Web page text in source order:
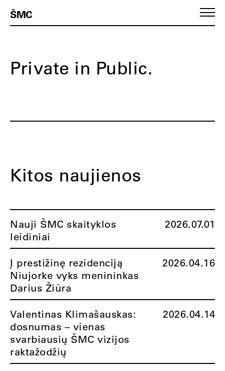
ŠMC
Private in Public.
Kitos naujienos
Nauji ŠMC skaityklos
leidiniai
2026.07.01
Į prestižinę rezidenciją
Niujorke vyks menininkas
Darius Žiūra
2026.04.16
Valentinas Klimašauskas:
dosnumas – vienas
svarbiausių ŠMC vizijos
raktažodžių
2026.04.14